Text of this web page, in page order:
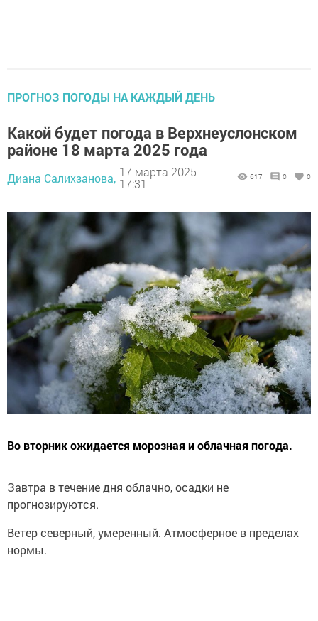
ПРОГНОЗ ПОГОДЫ НА КАЖДЫЙ ДЕНЬ
Какой будет погода в Верхнеуслонском
районе 18 марта 2025 года
Диана Салихзанова, 17 марта 2025 -
17:31
617 0 0
Во вторник ожидается морозная и облачная погода.
Завтра в течение дня облачно, осадки не
прогнозируются.
Ветер северный, умеренный. Атмосферное в пределах
нормы.